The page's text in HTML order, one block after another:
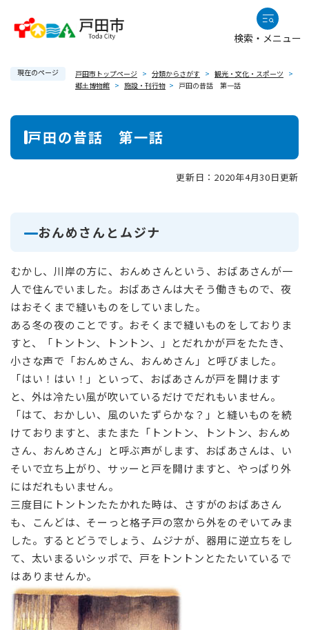
検索・メニュー
現在のページ 戸田市トップページ > 分類からさがす > 観光・文化・スポーツ >
郷土博物館 > 施設・刊行物 > 戸田の昔話 第一話
本
戸田の昔話 第一話
更新日：2020年4月30日更新
おんめさんとムジナ
むかし、川岸の方に、おんめさんという、おばあさんが一
人で住んでいました。おばあさんは大そう働きもので、夜
はおそくまで縫いものをしていました。
ある冬の夜のことです。おそくまで縫いものをしておりま
すと、「トントン、トントン、」とだれかが戸をたたき、
小さな声で「おんめさん、おんめさん」と呼びました。
「はい！はい！」といって、おばあさんが戸を開けます
と、外は冷たい風が吹いているだけでだれもいません。
「はて、おかしい、風のいたずらかな？」と縫いものを続
けておりますと、またまた「トントン、トントン、おんめ
さん、おんめさん」と呼ぶ声がします、おばあさんは、い
そいで立ち上がり、サッーと戸を開けますと、やっぱり外
にはだれもいません。
三度目にトントンたたかれた時は、さすがのおばあさん
も、こんどは、そーっと格子戸の窓から外をのぞいてみま
した。するとどうでしょう、ムジナが、器用に逆立ちをし
て、太いまるいシッポで、戸をトントンとたたいているで
はありませんか。